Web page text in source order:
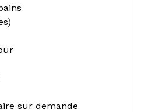
sur demande